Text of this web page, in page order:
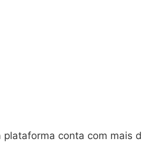
conta com mais